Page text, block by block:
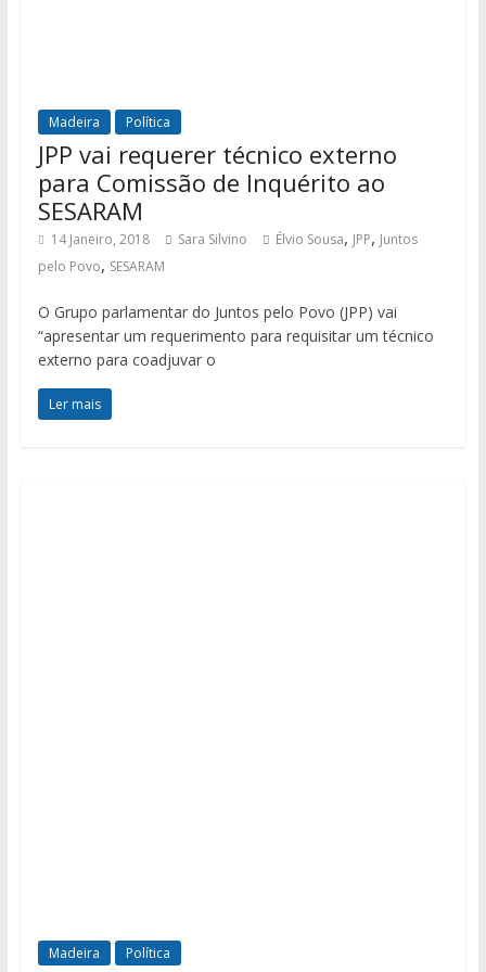
Madeira Política
JPP vai requerer técnico externo
para Comissão de Inquérito ao
SESARAM
14 Janeiro, 2018 Sara Silvino Élvio Sousa, JPP, Juntos
pelo Povo, SESARAM
O Grupo parlamentar do Juntos pelo Povo (JPP) vai
“apresentar um requerimento para requisitar um técnico
externo para coadjuvar o
Ler mais
Madeira Política